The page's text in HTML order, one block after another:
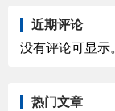
近期评论
没有评论可显示。
热门文章